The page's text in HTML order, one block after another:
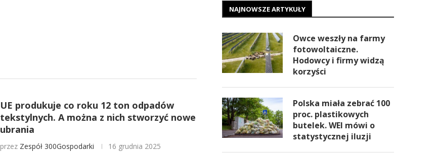
UE produkuje co roku 12 ton odpadów
tekstylnych. A można z nich stworzyć nowe
ubrania
przez Zespół 300Gospodarki 16 grudnia 2025
NAJNOWSZE ARTYKUŁY
Owce weszły na farmy
fotowoltaiczne.
Hodowcy i firmy widzą
korzyści
Polska miała zebrać 100
proc. plastikowych
butelek. WEI mówi o
statystycznej iluzji